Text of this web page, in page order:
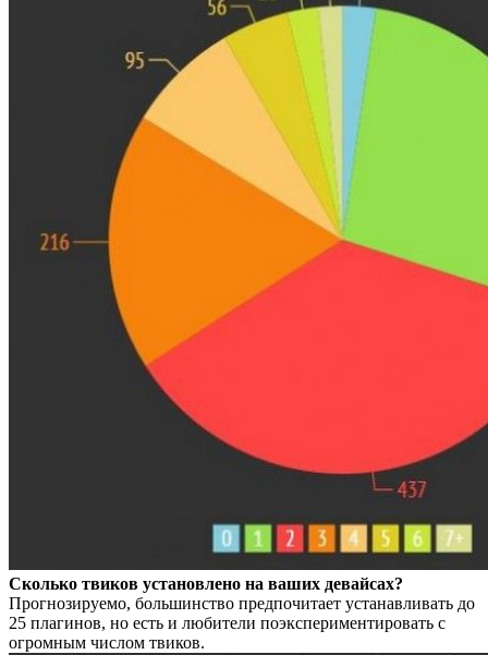
Сколько твиков установлено на ваших девайсах?
Прогнозируемо, большинство предпочитает устанавливать до
25 плагинов, но есть и любители поэкспериментировать с
огромным числом твиков.